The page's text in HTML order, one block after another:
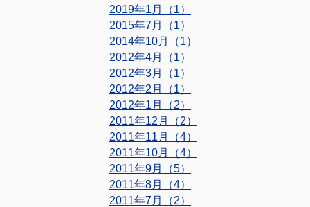
2019年1月（1）
2015年7月（1）
2014年10月（1）
2012年4月（1）
2012年3月（1）
2012年2月（1）
2012年1月（2）
2011年12月（2）
2011年11月（4）
2011年10月（4）
2011年9月（5）
2011年8月（4）
2011年7月（2）